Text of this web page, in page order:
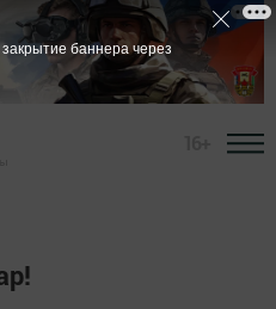
баннера через